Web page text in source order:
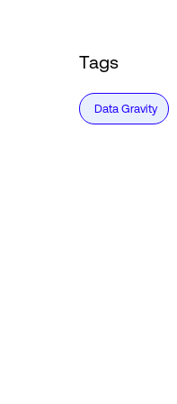
Tags
Data Gravity